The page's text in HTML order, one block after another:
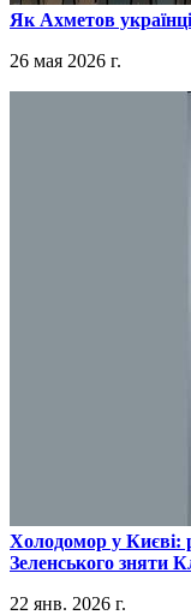
​Як Ахметов
26 мая 2026 г.
​Холодомор у
Зеленського зняти
22 янв. 2026 г.